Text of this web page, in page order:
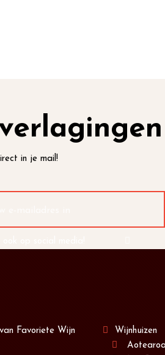
in je mail!
Favoriete Wijn
Wijnhuizen